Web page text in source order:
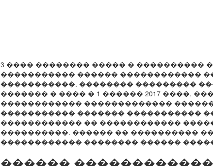
3 ���� �������� ����� � ����������
����������� ������ ������������
�����������. �������� ���������
������� � ���� � 1 ������ 2017 ����,
������������ �������������
����������� ������� �����������
������������ �� ������������
����������. ������ �� ����������
������������ �������� ������
������